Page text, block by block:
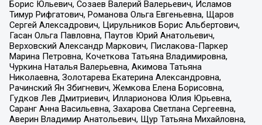
Борис Юльевич, Созаев Валерий Валерьевич, Исламов
Тимур Рифгатович, Романова Ольга Евгеньевна, Щаров
Сергей Алексадрович, Цирульников Борис Альбертович,
Гасан Ольга Павловна, Паутов Юрий Анатольевич,
Верховский Александр Маркович, Пислакова-Паркер
Марина Петровна, Кочеткова Татьяна Владимировна,
Чуркина Наталья Валерьевна, Акимова Татьяна
Николаевна, Золотарева Екатерина Александровна,
Рачинский Ян Збигневич, Жемкова Елена Борисовна,
Гудков Лев Дмитриевич, Илларионова Юлия Юрьевна,
Саранг Анна Васильевна, Захарова Светлана Сергеевна,
Аверин Владимир Анатольевич, Щур Татьяна Михайловна,